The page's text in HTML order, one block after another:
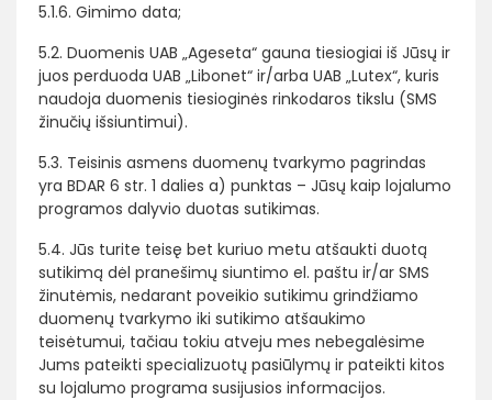
5.1.6. Gimimo data;
5.2. Duomenis UAB „Ageseta“ gauna tiesiogiai iš Jūsų ir
juos perduoda UAB „Libonet“ ir/arba UAB „Lutex“, kuris
naudoja duomenis tiesioginės rinkodaros tikslu (SMS
žinučių išsiuntimui).
5.3. Teisinis asmens duomenų tvarkymo pagrindas
yra BDAR 6 str. 1 dalies a) punktas – Jūsų kaip lojalumo
programos dalyvio duotas sutikimas.
5.4. Jūs turite teisę bet kuriuo metu atšaukti duotą
sutikimą dėl pranešimų siuntimo el. paštu ir/ar SMS
žinutėmis, nedarant poveikio sutikimu grindžiamo
duomenų tvarkymo iki sutikimo atšaukimo
teisėtumui, tačiau tokiu atveju mes nebegalėsime
Jums pateikti specializuotų pasiūlymų ir pateikti kitos
su lojalumo programa susijusios informacijos.